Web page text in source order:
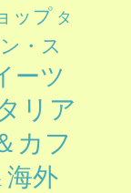
ップ タ
・ス
ーツ
リア
カフ
海外